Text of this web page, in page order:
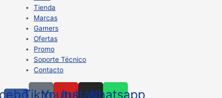
Tienda
Marcas
Gamers
Ofertas
Promo
Soporte Técnico
Contacto
TiktokYoutube
Instagram
Whatsapp